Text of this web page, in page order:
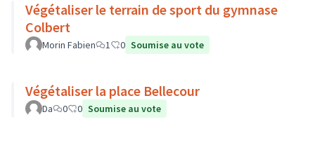
Végétaliser le terrain de sport du gymnase
Colbert
Morin Fabien 1 0 Soumise au vote
Végétaliser la place Bellecour
Da 0 0 Soumise au vote